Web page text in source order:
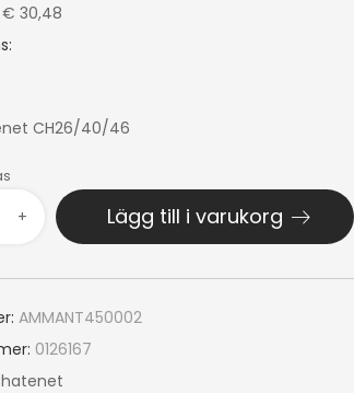
€ 30,48
CH26/40/46
+ Lägg till i varukorg
AMMANT450002
0126167